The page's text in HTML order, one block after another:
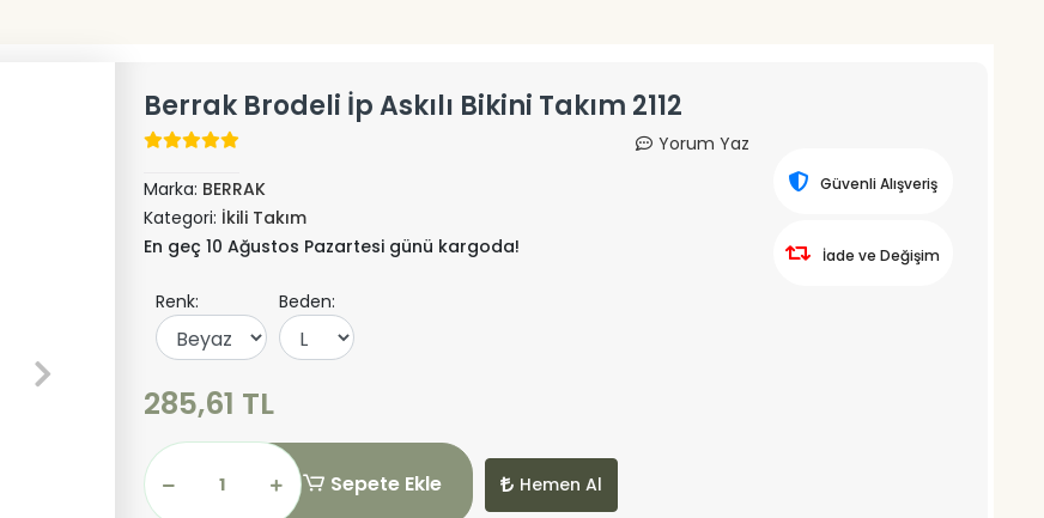
Berrak Brodeli İp Askılı Bikini Takım 2112
Yorum Yaz
Marka: BERRAK
Kategori: İkili Takım
En geç 10 Ağustos Pazartesi günü kargoda!
Renk: Beden:
285,61 TL
Sepete Ekle Hemen Al
Güvenli Alışveriş
İade ve Değişim